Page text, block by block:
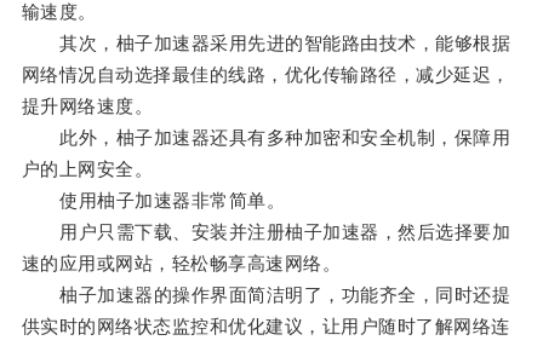
输速度。
其次，柚子加速器采用先进的智能路由技术，能够根据
网络情况自动选择最佳的线路，优化传输路径，减少延迟，
提升网络速度。
此外，柚子加速器还具有多种加密和安全机制，保障用
户的上网安全。
使用柚子加速器非常简单。
用户只需下载、安装并注册柚子加速器，然后选择要加
速的应用或网站，轻松畅享高速网络。
柚子加速器的操作界面简洁明了，功能齐全，同时还提
供实时的网络状态监控和优化建议，让用户随时了解网络连